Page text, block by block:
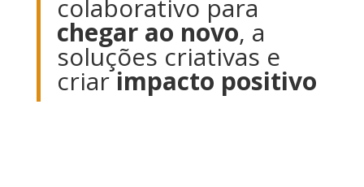
colaborativo para
chegar ao novo, a
soluções criativas e
criarimpacto positivo